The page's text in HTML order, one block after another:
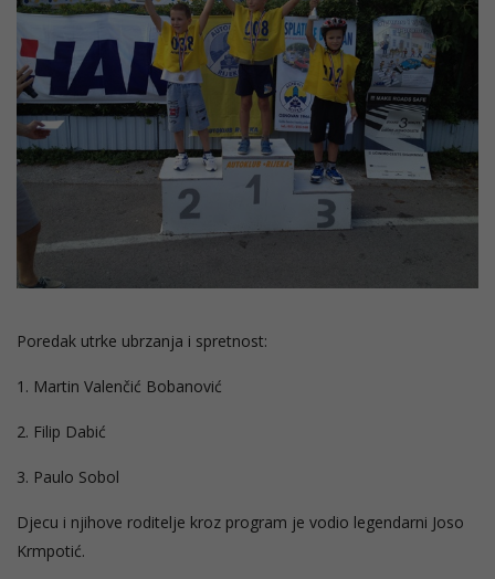
Poredak utrke ubrzanja i spretnost:
1. Martin Valenčić Bobanović
2. Filip Dabić
3. Paulo Sobol
Djecu i njihove roditelje kroz program je vodio legendarni Joso
Krmpotić.